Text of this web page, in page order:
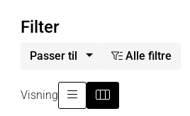
Filter
Passer til Alle filtre
Visning